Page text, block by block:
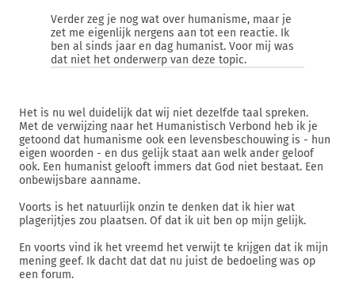
Verder zeg je nog wat over humanisme, maar je
zet me eigenlijk nergens aan tot een reactie. Ik
ben al sinds jaar en dag humanist. Voor mij was
dat niet het onderwerp van deze topic.
Het is nu wel duidelijk dat wij niet dezelfde taal spreken.
Met de verwijzing naar het Humanistisch Verbond heb ik je
getoond dat humanisme ook een levensbeschouwing is - hun
eigen woorden - en dus gelijk staat aan welk ander geloof
ook. Een humanist gelooft immers dat God niet bestaat. Een
onbewijsbare aanname.
Voorts is het natuurlijk onzin te denken dat ik hier wat
plagerijtjes zou plaatsen. Of dat ik uit ben op mijn gelijk.
En voorts vind ik het vreemd het verwijt te krijgen dat ik mijn
mening geef. Ik dacht dat dat nu juist de bedoeling was op
een forum.